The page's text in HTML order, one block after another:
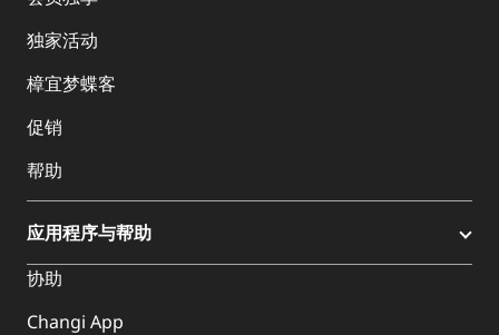
独家活动
樟宜梦蝶客
促销
帮助
应用程序与帮助
协助
Changi App